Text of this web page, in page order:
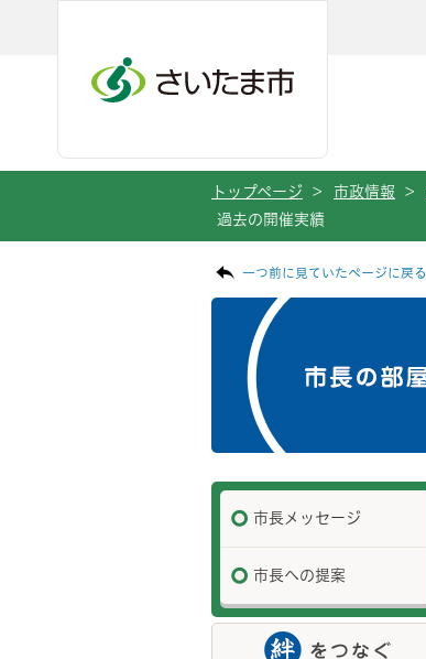
トップページ > 市政情報 >
過去の開催実績
一つ前に見ていたページに戻る
市長メッセージ
市長への提案